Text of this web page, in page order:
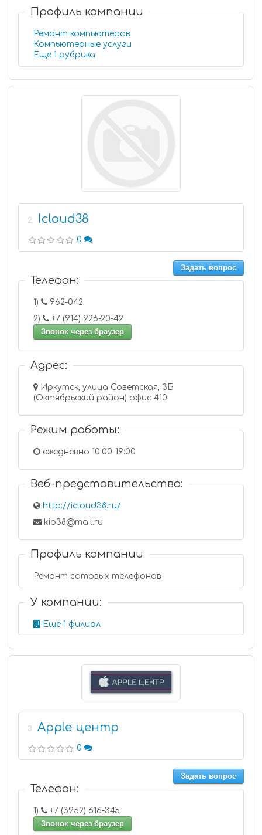
Профиль компании
Ремонт компьютеров
Компьютерные услуги
Еще 1 рубрика
2 Icloud38
0
Задать вопрос
Телефон:
1)
962-042
2)
+7 (914) 926-20-42
Звонок через браузер
Адрес:
Иркутск, улица Советская, 3Б
(Октябрьский район) офис 410
Режим работы:
ежедневно 10:00-19:00
Веб-представительство:
http://icloud38.ru/
kio38@mail.ru
Профиль компании
Ремонт сотовых телефонов
У компании:
Еще 1 филиал
3 Apple центр
0
Задать вопрос
Телефон:
1)
+7 (3952) 616-345
Звонок через браузер